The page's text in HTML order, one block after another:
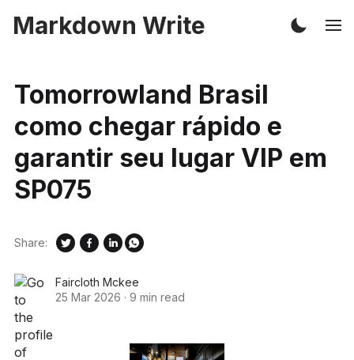
Markdown Write
Tomorrowland Brasil
como chegar rápido e
garantir seu lugar VIP em
SP075
Faircloth Mckee
25 Mar 2026 · 9 min read
Share: